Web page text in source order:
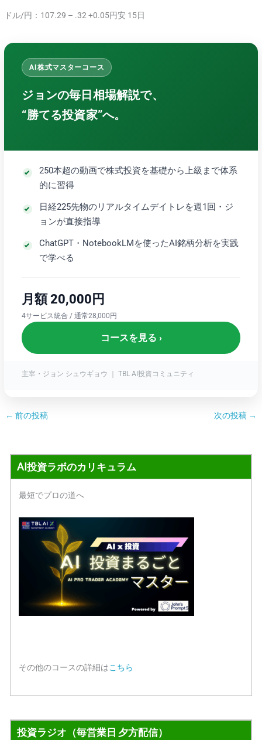
ドル/円：107.29 – .32 +0.05円安 15日
AI株式マスターコース
ジョンの毎日相場解説で、
“勝てる投資家”へ。
250本超の動画で株式投資を基礎から上級まで体系
的に習得
日経225先物のリアルタイムデイトレを週1回・ジ
ョンが直接指導
ChatGPT・NotebookLMを使ったAI銘柄分析を実践
で学べる
月額 20,000円
4サービス統合 / 通常28,000円
コースを見る ›
主宰・ジョン シュウギョウ ｜ TBL AI投資コミュニティ
← 前の投稿 次の投稿 →
AI投資ラボのカリキュラム
最短でプロの道へ
その他のコースの詳細はこちら
投資ラジオ（毎営業日 夕方配信）